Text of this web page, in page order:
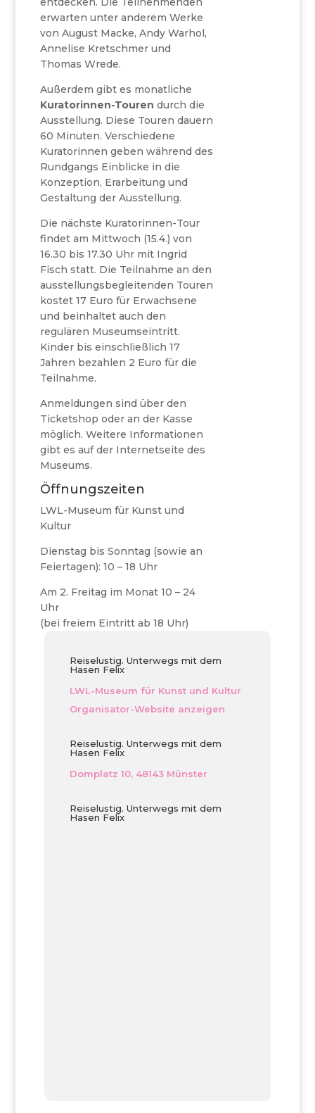
erwarten unter anderem Werke
von August Macke, Andy Warhol,
Annelise Kretschmer und
Thomas Wrede.
Außerdem gibt es monatliche
Kuratorinnen-Touren durch die
Ausstellung. Diese Touren dauern
60 Minuten. Verschiedene
Kuratorinnen geben während des
Rundgangs Einblicke in die
Konzeption, Erarbeitung und
Gestaltung der Ausstellung.
Die nächste Kuratorinnen-Tour
findet am Mittwoch (15.4.) von
16.30 bis 17.30 Uhr mit Ingrid
Fisch statt. Die Teilnahme an den
ausstellungsbegleitenden Touren
kostet 17 Euro für Erwachsene
und beinhaltet auch den
regulären Museumseintritt.
Kinder bis einschließlich 17
Jahren bezahlen 2 Euro für die
Teilnahme.
Anmeldungen sind über den
Ticketshop oder an der Kasse
möglich. Weitere Informationen
gibt es auf der Internetseite des
Museums.
Öffnungszeiten
LWL-Museum für Kunst und
Kultur
Dienstag bis Sonntag (sowie an
Feiertagen): 10 – 18 Uhr
Am 2. Freitag im Monat 10 – 24
Uhr
(bei freiem Eintritt ab 18 Uhr)
Reiselustig. Unterwegs mit dem
Hasen Felix
LWL-Museum für Kunst und Kultur
Organisator-Website anzeigen
Reiselustig. Unterwegs mit dem
Hasen Felix
Domplatz 10, 48143 Münster
Reiselustig. Unterwegs mit dem
Hasen Felix